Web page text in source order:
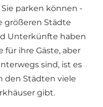
parken können -
größeren Städte
Unterkünfte haben
für ihre Gäste, aber
sind, ist es
den Städten viele
gibt.